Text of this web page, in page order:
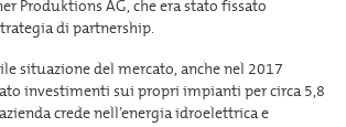
Produktions AG, che era stato fissato
di partnership.
situazione del mercato, anche nel 2017
investimenti sui propri impianti per circa 5,8
crede nell’energia idroelettrica e